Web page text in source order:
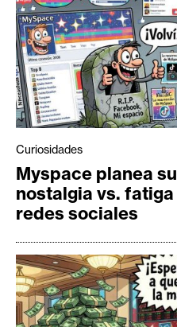
Curiosidades
Myspace planea
nostalgia vs.
redes sociales